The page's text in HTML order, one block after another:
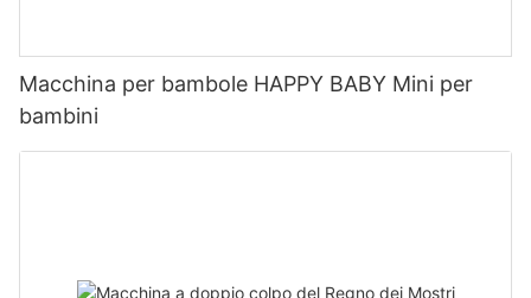
Macchina per bambole HAPPY BABY Mini per
bambini